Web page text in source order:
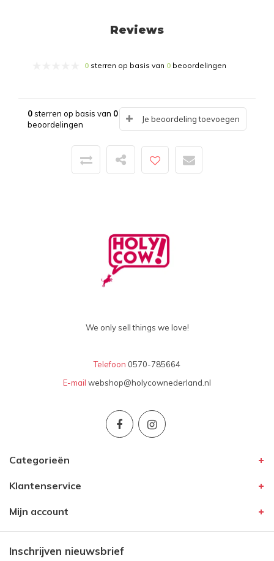
Reviews
0 sterren op basis van 0 beoordelingen
0sterren op basis van 0
beoordelingen
Je beoordeling toevoegen
We only sell things we love!
Telefoon 0570-785664
E-mail webshop@holycownederland.nl
Categorieën
Klantenservice
Mijn account
Inschrijven nieuwsbrief